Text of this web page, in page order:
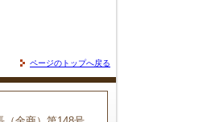
ページのトップへ戻る